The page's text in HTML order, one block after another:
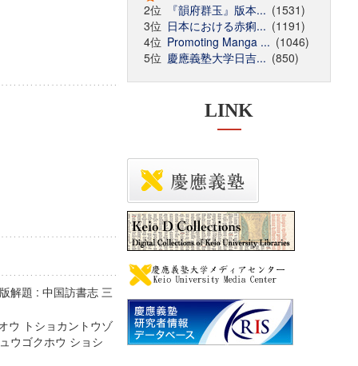
解題 : 中国訪書志 三
ウ トショカントウゾ
ウゴクホウ ショシ
2位
『韻府群玉』版本... (1531)
3位 日本における赤痢... (1191)
4位 Promoting Manga ... (1046)
5位 慶應義塾大学日吉... (850)
LINK